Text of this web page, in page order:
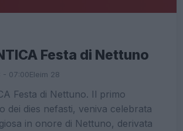
Festa di Nettuno
- 07:00Eleim 28
Festa di Nettuno. Il primo
dei dies nefasti, veniva celebrata
in onore di Nettuno, derivata